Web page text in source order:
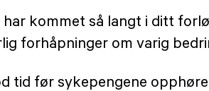
kommet så langt i ditt
forhåpninger om varig
tid før sykepengene